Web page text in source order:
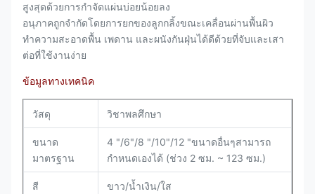
สูงสุดด้วยการกำจัดแผ่นบ่อยน้อยลง
อนุภาคถูกจำกัดโดยการยกของลูกกลิ้งขณะเคลื่อนผ่านพื้นผิว
ทำความสะอาดพื้น เพดาน และผนังกันฝุ่นได้ดีด้วยที่จับและเสา
ต่อที่ใช้งานง่าย
ข้อมูลทางเทคนิค
วัสดุ วิชาพลศึกษา
ขนาด
มาตรฐาน
4 "/6"/8 "/10"/12 "ขนาดอื่นๆสามารถ
กำหนดเองได้ (ช่วง 2 ซม. ~ 123 ซม.)
สี ขาว/น้ำเงิน/ใส